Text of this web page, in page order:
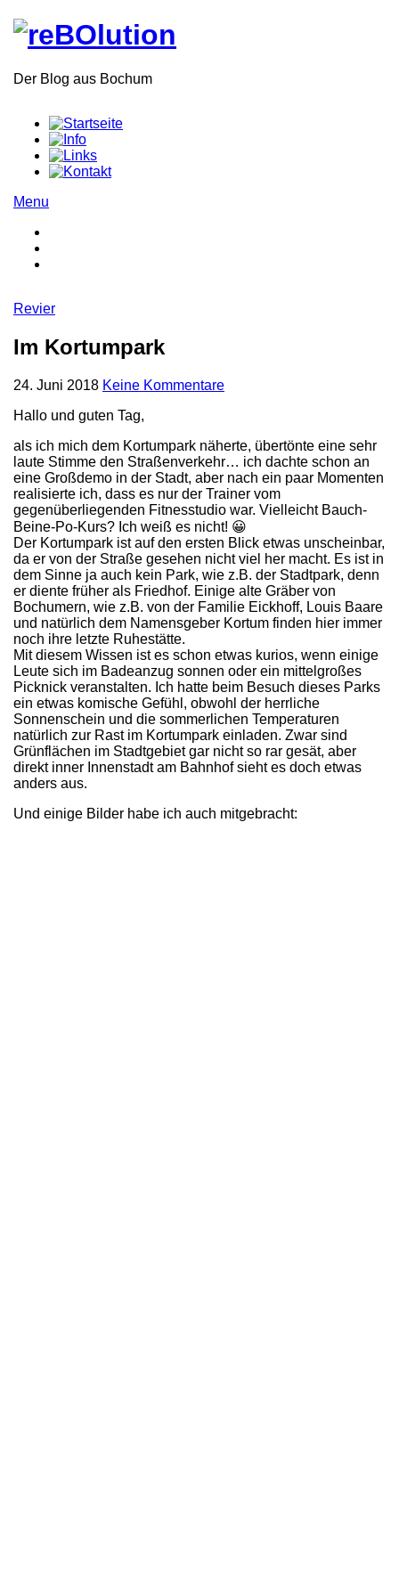
Der Blog aus Bochum
Menu
Revier
Im Kortumpark
24. Juni 2018 Keine Kommentare
Hallo und guten Tag,
als ich mich dem Kortumpark näherte, übertönte eine sehr
laute Stimme den Straßenverkehr… ich dachte schon an
eine Großdemo in der Stadt, aber nach ein paar Momenten
realisierte ich, dass es nur der Trainer vom
gegenüberliegenden Fitnesstudio war. Vielleicht Bauch-
Beine-Po-Kurs? Ich weiß es nicht! 😀
Der Kortumpark ist auf den ersten Blick etwas unscheinbar,
da er von der Straße gesehen nicht viel her macht. Es ist in
dem Sinne ja auch kein Park, wie z.B. der Stadtpark, denn
er diente früher als Friedhof. Einige alte Gräber von
Bochumern, wie z.B. von der Familie Eickhoff, Louis Baare
und natürlich dem Namensgeber Kortum finden hier immer
noch ihre letzte Ruhestätte.
Mit diesem Wissen ist es schon etwas kurios, wenn einige
Leute sich im Badeanzug sonnen oder ein mittelgroßes
Picknick veranstalten. Ich hatte beim Besuch dieses Parks
ein etwas komische Gefühl, obwohl der herrliche
Sonnenschein und die sommerlichen Temperaturen
natürlich zur Rast im Kortumpark einladen. Zwar sind
Grünflächen im Stadtgebiet gar nicht so rar gesät, aber
direkt inner Innenstadt am Bahnhof sieht es doch etwas
anders aus.
Und einige Bilder habe ich auch mitgebracht: